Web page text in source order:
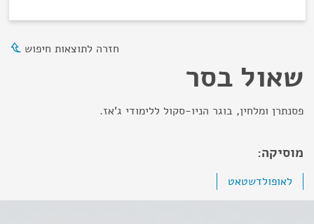
חזרה לתוצאות חיפוש
שאול בסר
פסנתרן ומלחין, בוגר הניו-סקול ללימודי ג'אז.
מוסיקה:
לאופולדשטאט